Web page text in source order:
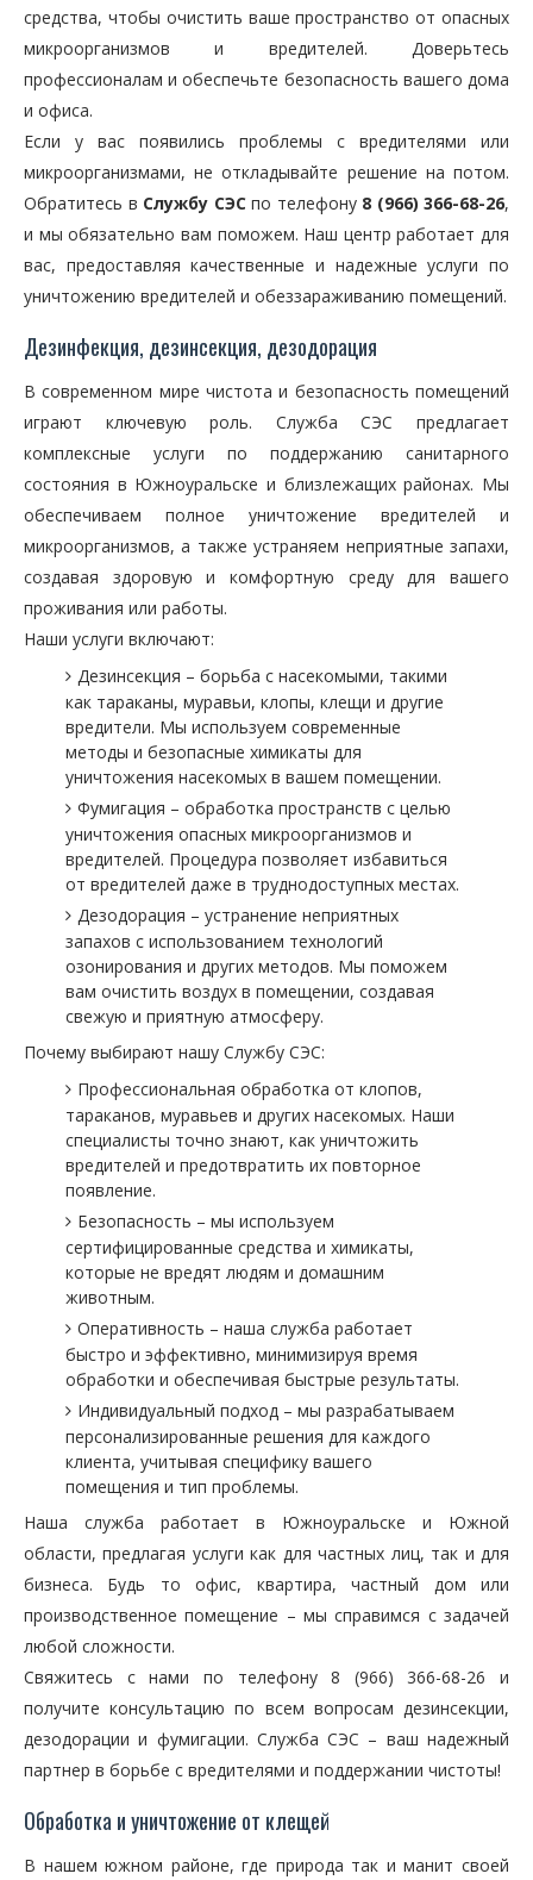
средства, чтобы очистить ваше пространство от опасных
микроорганизмов и вредителей. Доверьтесь
профессионалам и обеспечьте безопасность вашего дома
и офиса.
Если у вас появились проблемы с вредителями или
микроорганизмами, не откладывайте решение на потом.
Обратитесь в Службу СЭСпо телефону 8 (966) 366-68-26,
и мы обязательно вам поможем. Наш центр работает для
вас, предоставляя качественные и надежные услуги по
уничтожению вредителей и обеззараживанию помещений.
Дезинфекция, дезинсекция, дезодорация
В современном мире чистота и безопасность помещений
играют ключевую роль. Служба СЭС предлагает
комплексные услуги по поддержанию санитарного
состояния в Южноуральске и близлежащих районах. Мы
обеспечиваем полное уничтожение вредителей и
микроорганизмов, а также устраняем неприятные запахи,
создавая здоровую и комфортную среду для вашего
проживания или работы.
Наши услуги включают:
Дезинсекция – борьба с насекомыми, такими
как тараканы, муравьи, клопы, клещи и другие
вредители. Мы используем современные
методы и безопасные химикаты для
уничтожения насекомых в вашем помещении.
Фумигация – обработка пространств с целью
уничтожения опасных микроорганизмов и
вредителей. Процедура позволяет избавиться
от вредителей даже в труднодоступных местах.
Дезодорация – устранение неприятных
запахов с использованием технологий
озонирования и других методов. Мы поможем
вам очистить воздух в помещении, создавая
свежую и приятную атмосферу.
Почему выбирают нашу Службу СЭС:
Профессиональная обработка от клопов,
тараканов, муравьев и других насекомых. Наши
специалисты точно знают, как уничтожить
вредителей и предотвратить их повторное
появление.
Безопасность – мы используем
сертифицированные средства и химикаты,
которые не вредят людям и домашним
животным.
Оперативность – наша служба работает
быстро и эффективно, минимизируя время
обработки и обеспечивая быстрые результаты.
Индивидуальный подход – мы разрабатываем
персонализированные решения для каждого
клиента, учитывая специфику вашего
помещения и тип проблемы.
Наша служба работает в Южноуральске и Южной
области, предлагая услуги как для частных лиц, так и для
бизнеса. Будь то офис, квартира, частный дом или
производственное помещение – мы справимся с задачей
любой сложности.
Свяжитесь с нами по телефону 8 (966) 366-68-26 и
получите консультацию по всем вопросам дезинсекции,
дезодорации и фумигации. Служба СЭС – ваш надежный
партнер в борьбе с вредителями и поддержании чистоты!
Обработка и уничтожение от клещей
В нашем южном районе, где природа так и манит своей